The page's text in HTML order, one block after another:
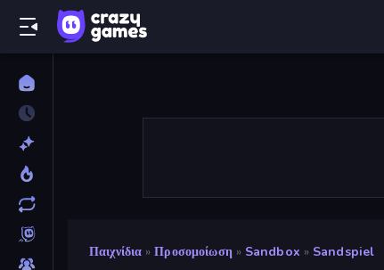
Παιχνίδια » Προσομοίωση » Sandbox » Sandspiel